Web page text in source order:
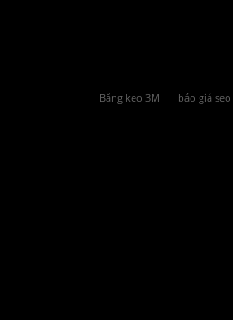
Băng keo 3M báo giá seo